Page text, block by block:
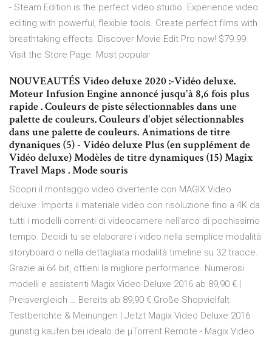
- Steam Edition is the perfect video studio. Experience video
editing with powerful, flexible tools. Create perfect films with
breathtaking effects. Discover Movie Edit Pro now! $79.99.
Visit the Store Page. Most popular
NOUVEAUTÉS Video deluxe 2020 :-Vidéo deluxe.
Moteur Infusion Engine annoncé jusqu'à 8,6 fois plus
rapide . Couleurs de piste sélectionnables dans une
palette de couleurs. Couleurs d'objet sélectionnables
dans une palette de couleurs. Animations de titre
dynaniques (5) - Vidéo deluxe Plus (en supplément de
Vidéo deluxe) Modèles de titre dynamiques (15) Magix
Travel Maps . Mode souris
Scopri il montaggio video divertente con MAGIX Video
deluxe. Importa il materiale video con risoluzione fino a 4K da
tutti i modelli correnti di videocamere nell'arco di pochissimo
tempo. Decidi tu se elaborare i video nella semplice modalità
storyboard o nella dettagliata modalità timeline su 32 tracce.
Grazie ai 64 bit, ottieni la migliore performance. Numerosi
modelli e assistenti Magix Video Deluxe 2016 ab 89,90 € |
Preisvergleich … Bereits ab 89,90 € Große Shopvielfalt
Testberichte & Meinungen | Jetzt Magix Video Deluxe 2016
günstig kaufen bei idealo.de µTorrent Remote - Magix Video